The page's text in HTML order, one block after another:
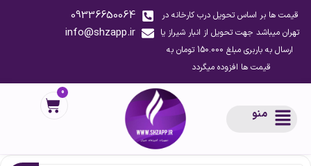
قیمت ها بر اساس تحویل درب کارخانه در
تهران میباشد جهت تحویل از انبار شیراز یا
ارسال به باربری مبلغ 150.000 تومان به
قیمت ها افزوده میگردد
09336650064
info@shzapp.ir
منو
0